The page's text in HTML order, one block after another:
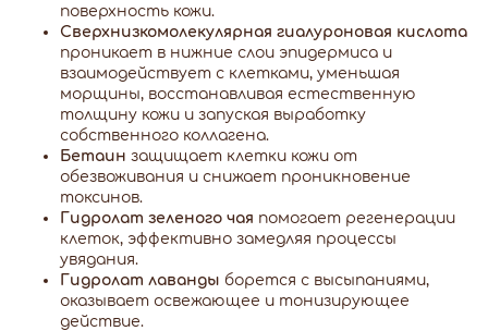
поверхность кожи.
Сверхнизкомолекулярная гиалуроновая кислота
проникает в нижние слои эпидермиса и
взаимодействует с клетками, уменьшая
морщины, восстанавливая естественную
толщину кожи и запуская выработку
собственного коллагена.
Бетаин защищает клетки кожи от
обезвоживания и снижает проникновение
токсинов.
Гидролат зеленого чая помогает регенерации
клеток, эффективно замедляя процессы
увядания.
Гидролат лаванды борется с высыпаниями,
оказывает освежающее и тонизирующее
действие.